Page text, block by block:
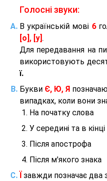
Голосні звуки:
В українській мові 6
[о], [у] .
Для передавання на
використовують
ї.
Букви Є, Ю, Я
випадках, коли вони
На початку слова
У середині та в
Після апострофа
Після м'якого знака
завжди позначає два